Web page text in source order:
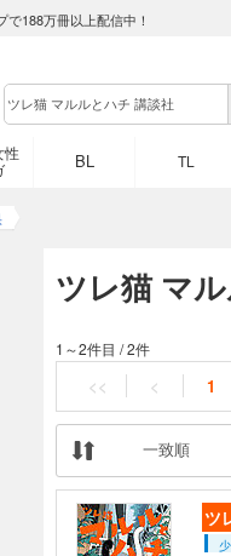
188万冊以上配信中！
性
BL TL
ツレ猫 マ
1～2件目 /2件
<< < 1
一致順
ツ